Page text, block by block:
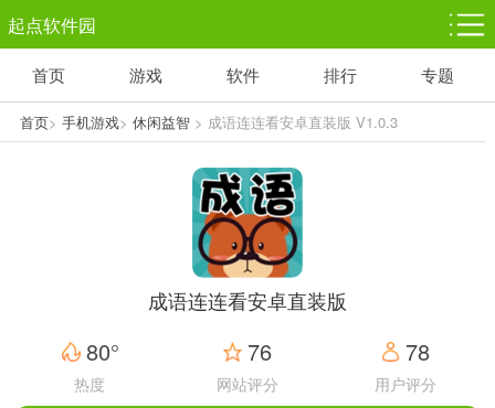
起点软件园
塔防游戏
1千+款游戏
休闲益智
1万+款游戏
体育竞技
5百+款游戏
赛车竞速
3百+款游戏
首页 游戏 软件 排行 专题
首页> 手机游戏> 休闲益智> 成语连连看安卓直装版 V1.0.3
成语连连看安卓直装版
80°
热度
76
网站评分
78
用户评分